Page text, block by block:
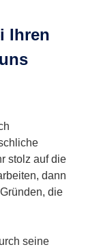
Ihren
stolz auf die
dann
die
seine